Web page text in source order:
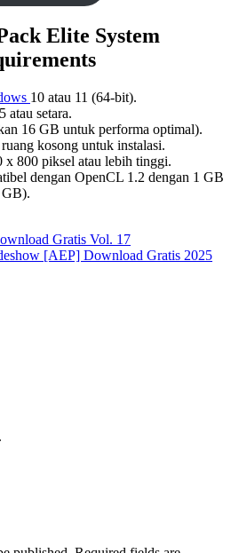
Elite System
10 atau 11 (64-bit).
atau setara.
16 GB untuk performa optimal).
kosong untuk instalasi.
x 800 piksel atau lebih tinggi.
dengan OpenCL 1.2 dengan 1 GB
Gratis Vol. 17
[AEP] Download Gratis 2025